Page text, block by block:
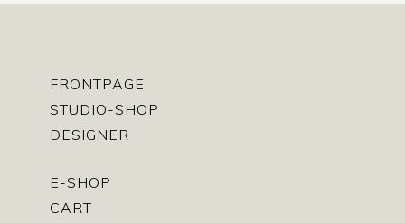
FRONTPAGE
STUDIO-SHOP
DESIGNER
E-SHOP
CART